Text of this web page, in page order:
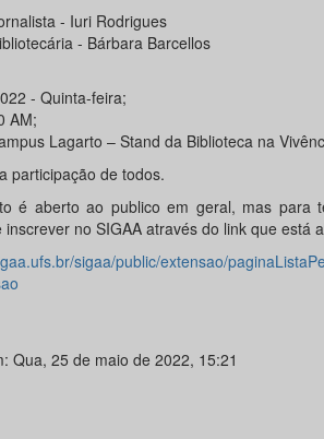
- Iuri Rodrigues
- Bárbara Barcellos
- Quinta-feira;
AM;
Lagarto – Stand da Biblioteca na
participação de todos.
é aberto ao publico em geral, mas para
inscrever no SIGAA através do link que está
sigaa/public/extensao/
Qua, 25 de maio de 2022, 15:21